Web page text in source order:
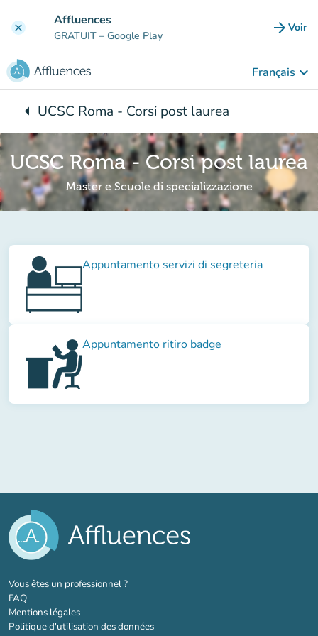
clear Affluences
GRATUIT – Google Play arrow_forward Voir
Français keyboard_arrow_down
arrow_leftRetour à :
UCSC Roma - Corsi post laurea
UCSC Roma - Corsi post laurea
Master e Scuole di specializzazione
Appuntamento servizi di segreteria
Appuntamento ritiro badge
Vous êtes un professionnel ?(nouvel onglet)
FAQ
Mentions légales
Politique d'utilisation des données